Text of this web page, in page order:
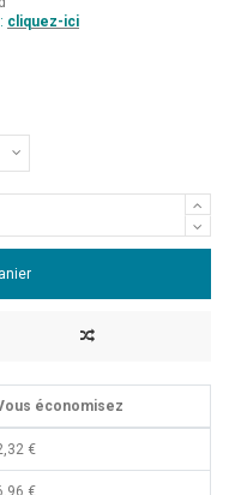
cliquez-ici
économisez
€
€